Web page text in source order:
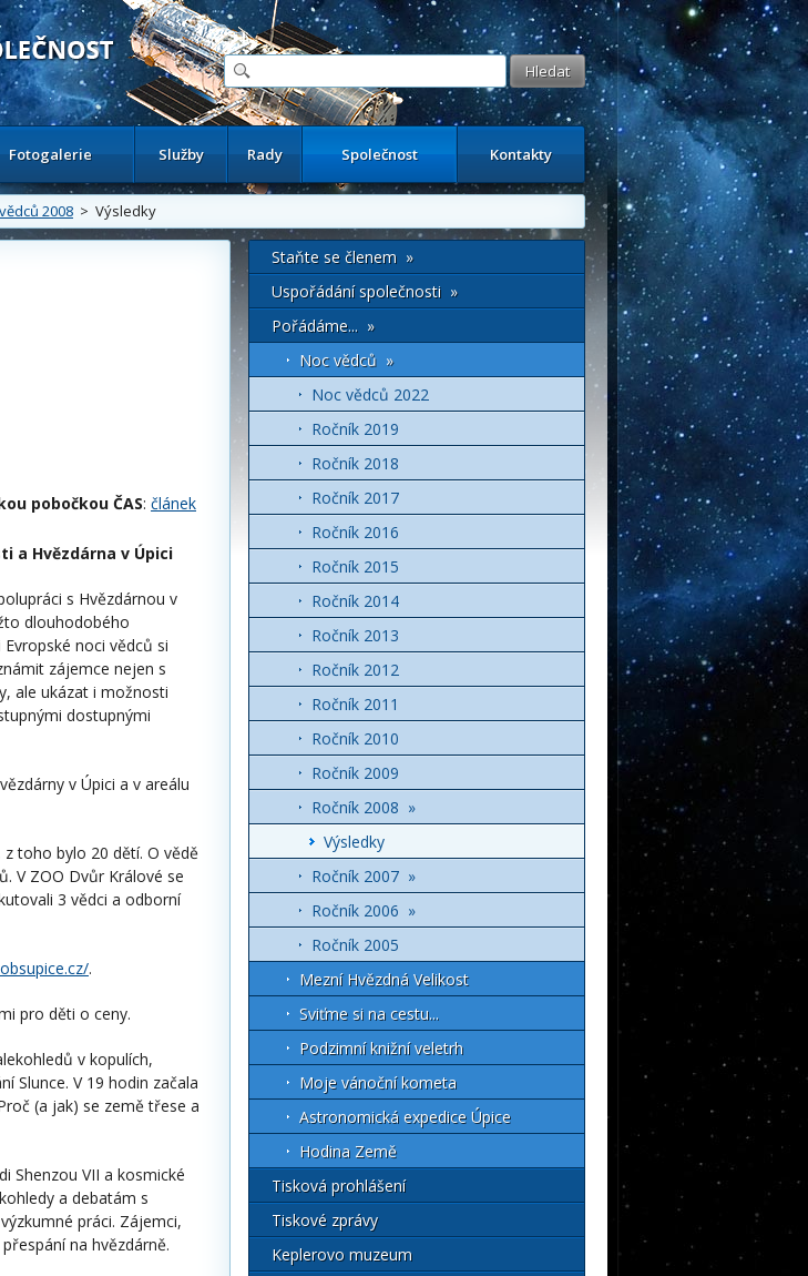
Fotogalerie Služby Rady Společnost Kontakty
2008 > Výsledky
pobočkou ČAS: článek
a Hvězdárna v Úpici
s Hvězdárnou v
dlouhodobého
noci vědců si
zájemce nejen s
ale ukázat i možnosti
dostupnými
v Úpici a v areálu
toho bylo 20 dětí. O vědě
V ZOO Dvůr Králové se
3 vědci a odborní
.
pro děti o ceny.
v kopulích,
Slunce. V 19 hodin začala
(a jak) se země třese a
Shenzou VII a kosmické
a debatám s
práci. Zájemci,
na hvězdárně.
Staňte se členem »
Uspořádání společnosti »
Pořádáme... »
Noc vědců »
Noc vědců 2022
Ročník 2019
Ročník 2018
Ročník 2017
Ročník 2016
Ročník 2015
Ročník 2014
Ročník 2013
Ročník 2012
Ročník 2011
Ročník 2010
Ročník 2009
Ročník 2008 »
Výsledky
Ročník 2007 »
Ročník 2006 »
Ročník 2005
Mezní Hvězdná Velikost
Sviťme si na cestu...
Podzimní knižní veletrh
Moje vánoční kometa
Astronomická expedice Úpice
Hodina Země
Tisková prohlášení
Tiskové zprávy
Keplerovo muzeum